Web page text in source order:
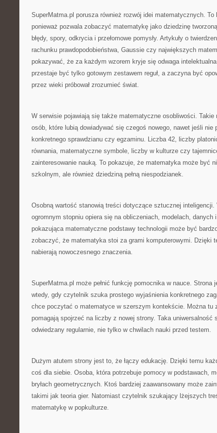
SuperMatma.pl porusza również rozwój idei matematycznych. To
ponieważ pozwala zobaczyć matematykę jako dziedzinę
błędy, spory, odkrycia i przełomowe pomysły. Artykuły o
rachunku prawdopodobieństwa, Gaussie czy największych
pokazywać, że za każdym wzorem kryje się odwaga
przestaje być tylko gotowym zestawem reguł, a zaczyna być
przez wieki próbował zrozumieć świat.
W serwisie pojawiają się także matematyczne osobliwości. Takie
osób, które lubią dowiadywać się czegoś nowego, nawet jeśli nie
konkretnego sprawdzianu czy egzaminu. Liczba 42, liczby
równania, matematyczne symbole, liczby w kulturze czy
zainteresowanie nauką. To pokazuje, że matematyka może być
szkolnym, ale również dziedziną pełną niespodzianek.
Osobną wartość stanowią treści dotyczące sztucznej inteligencji.
ogromnym stopniu opiera się na obliczeniach, modelach, danych
pokazująca matematyczne podstawy technologii może być
zobaczyć, że matematyka stoi za grami komputerowymi. Dzięki
nabierają nowoczesnego znaczenia.
SuperMatma.pl może pełnić funkcję pomocnika w nauce. Strona
wtedy, gdy czytelnik szuka prostego wyjaśnienia konkretnego
chce poczytać o matematyce w szerszym kontekście. Można tu
pomagają spojrzeć na liczby z nowej strony. Taka uniwersalność
odwiedzany regularnie, nie tylko w chwilach nauki przed testem.
Dużym atutem strony jest to, że łączy edukację. Dzięki temu
coś dla siebie. Osoba, która potrzebuje pomocy w podstawach,
bryłach geometrycznych. Ktoś bardziej zaawansowany może
takimi jak teoria gier. Natomiast czytelnik szukający lżejszych
matematykę w popkulturze.